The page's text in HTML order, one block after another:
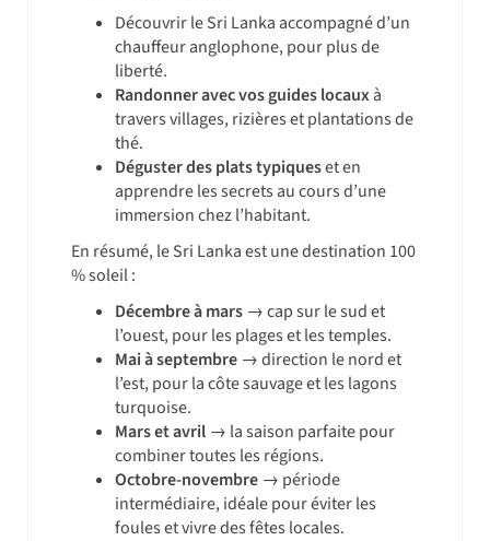
Découvrir le Sri Lanka accompagné d’un
chauffeur anglophone, pour plus de
liberté.
Randonner avec vos guides locauxà
travers villages, rizières et plantations de
thé.
Déguster des plats typiqueset en
apprendre les secrets au cours d’une
immersion chez l’habitant.
En résumé, le Sri Lanka est une destination 100
% soleil :
Décembre à mars→ cap sur le sud et
l’ouest, pour les plages et les temples.
Mai à septembre→ direction le nord et
l’est, pour la côte sauvage et les lagons
turquoise.
Mars et avril→ la saison parfaite pour
combiner toutes les régions.
Octobre-novembre→ période
intermédiaire, idéale pour éviter les
foules et vivre des fêtes locales.